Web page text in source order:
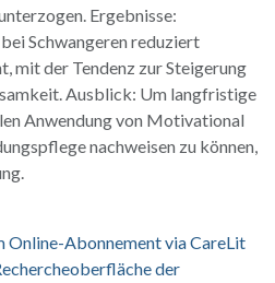
Ergebnisse:
Schwangeren reduziert
mit der Tendenz zur Steigerung
Ausblick: Um langfristige
Anwendung von Motivational
nachweisen zu können,
Online-Abonnement via CareLit
der